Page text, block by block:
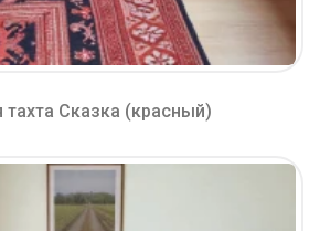
тахта Сказка (красный)